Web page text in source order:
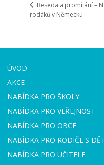
Beseda a promítání –
rodáků v Německu
ÚVOD
AKCE
NABÍDKA PRO ŠKOLY
NABÍDKA PRO VEŘEJNOST
NABÍDKA PRO OBCE
NABÍDKA PRO RODIČE S
NABÍDKA PRO UČITELE